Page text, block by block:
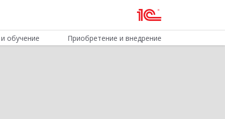
обучение Приобретение и внедрение